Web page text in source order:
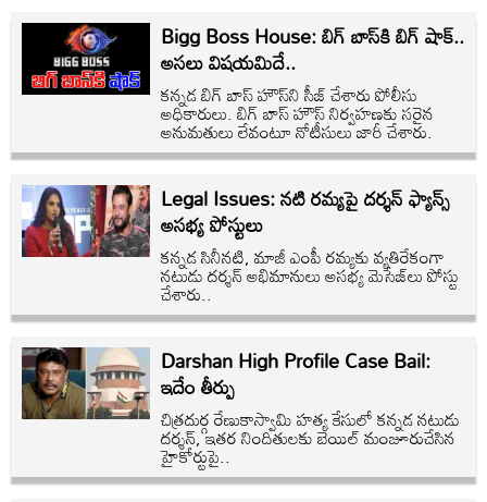
Bigg Boss House: బిగ్ బాస్‌కి బిగ్ షాక్..
అసలు విషయమిదే..
కన్నడ బిగ్ బాస్ హౌస్‌ని సీజ్ చేశారు పోలీసు
అధికారులు. బిగ్ బాస్ హౌస్ నిర్వహణకు సరైన
అనుమతులు లేవంటూ నోటీసులు జారీ చేశారు.
Legal Issues: నటి రమ్యపై దర్శన్‌ ఫ్యాన్స్‌
అసభ్య పోస్టులు
కన్నడ సినీనటి, మాజీ ఎంపీ రమ్యకు వ్యతిరేకంగా
నటుడు దర్శన్‌ అభిమానులు అసభ్య మెసేజ్‌లు పోస్టు
చేశారు..
Darshan High Profile Case Bail:
ఇదేం తీర్పు
చిత్రదుర్గ రేణుకాస్వామి హత్య కేసులో కన్నడ నటుడు
దర్శన్‌, ఇతర నిందితులకు బెయిల్‌ మంజూరుచేసిన
హైకోర్టుపై..